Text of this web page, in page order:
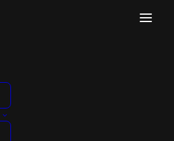
3D pour vos projets de réhabilitation